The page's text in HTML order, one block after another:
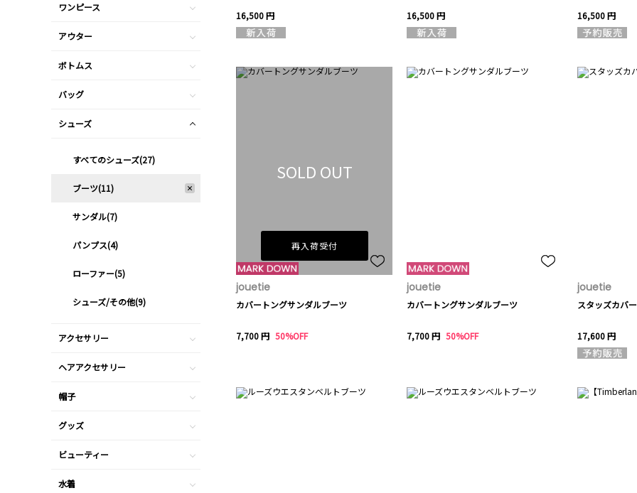
16,500 円 16,500 円 16,500 円
SOLD OUT
再入荷受付
jouetie
カバートングサンダルブーツ
7,700 円 50%OFF
jouetie
カバートングサンダルブーツ
7,700 円 50%OFF
jouetie
スタッズカバ
17,600 円
ワンピース
アウター
ボトムス
バッグ
シューズ
すべてのシューズ(27)
ブーツ(11)
サンダル(7)
パンプス(4)
ローファー(5)
シューズ/その他(9)
アクセサリー
ヘアアクセサリー
帽子
グッズ
ビューティー
水着